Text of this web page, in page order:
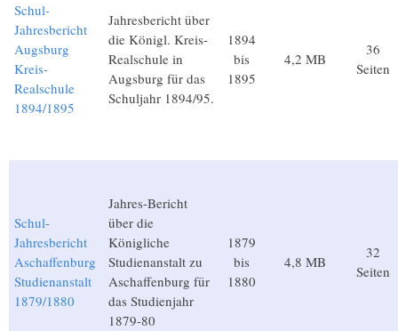
Schul-
Jahresbericht
Augsburg
Kreis-
Realschule
1894/1895
Jahresbericht über
die Königl. Kreis-
Realschule in
Augsburg für das
Schuljahr 1894/95.
1894
bis
1895
4,2 MB
36
Seiten
Schul-
Jahresbericht
Aschaffenburg
Studienanstalt
1879/1880
Jahres-Bericht
über die
Königliche
Studienanstalt zu
Aschaffenburg für
das Studienjahr
1879-80
1879
bis
1880
4,8 MB
32
Seiten